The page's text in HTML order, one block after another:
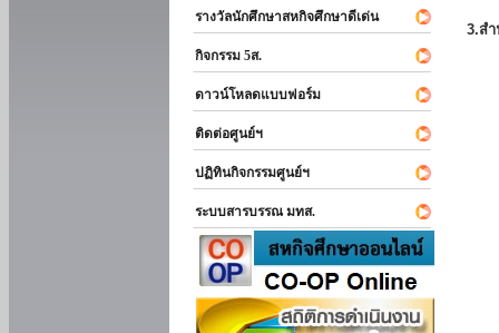
รางวัลนักศึกษาสหกิจศึกษาดีเด่น
กิจกรรม 5ส.
ดาวน์โหลดแบบฟอร์ม
ติดต่อศูนย์ฯ
ปฏิทินกิจกรรมศูนย์ฯ
ระบบสารบรรณ มทส.
3.ส